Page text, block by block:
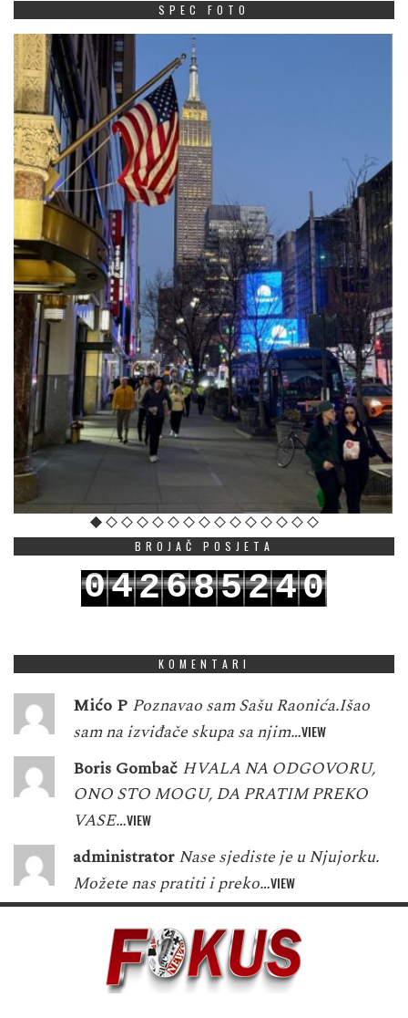
SPEC FOTO
BROJAČ POSJETA
042685240
KOMENTARI
Mićo P Poznavao sam Sašu Raonića.Išao
sam na izviđače skupa sa njim…VIEW
Boris Gombač HVALA NA ODGOVORU,
ONO STO MOGU, DA PRATIM PREKO
VASE…VIEW
administrator Nase sjediste je u Njujorku.
Možete nas pratiti i preko…VIEW